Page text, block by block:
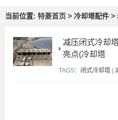
当前位置: 特菱首页 > 冷却塔配件 >
减压闭式冷却
亮点(冷却塔
TAGS： 闭式冷却塔 |